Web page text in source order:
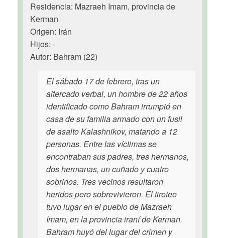
Residencia: Mazraeh Imam, provincia de
Kerman
Origen: Irán
Hijos: -
Autor: Bahram (22)
El sábado 17 de febrero, tras un
altercado verbal, un hombre de 22 años
identificado como Bahram irrumpió en
casa de su familia armado con un fusil
de asalto Kalashnikov, matando a 12
personas. Entre las víctimas se
encontraban sus padres, tres hermanos,
dos hermanas, un cuñado y cuatro
sobrinos. Tres vecinos resultaron
heridos pero sobrevivieron. El tiroteo
tuvo lugar en el pueblo de Mazraeh
Imam, en la provincia iraní de Kerman.
Bahram huyó del lugar del crimen y